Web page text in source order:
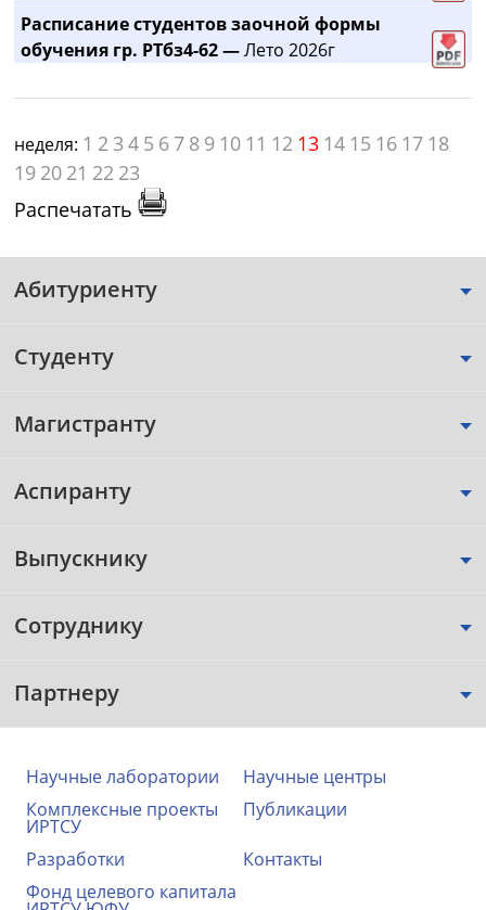
Расписание студентов заочной формы
обучения гр. РТбз4-62 —Лето 2026г
неделя: 1 2 3 4 5 6 7 8 9 10 11 12 13 14 15 16 17 18
19 20 21 22 23
Распечатать
Абитуриенту
Студенту
Магистранту
Аспиранту
Выпускнику
Сотруднику
Партнеру
Научные лаборатории
Научные центры
Комплексные проекты
ИРТСУ
Публикации
Разработки
Контакты
Фонд целевого капитала